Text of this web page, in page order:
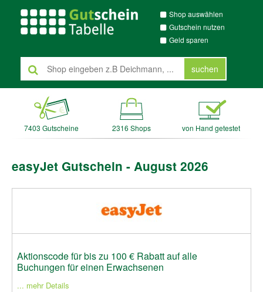
Shop auswählen
Gutschein nutzen
Geld sparen
suchen
7403 Gutscheine 2316 Shops von Hand getestet
easyJet Gutschein - August 2026
Aktionscode für bis zu 100 € Rabatt auf alle
Buchungen für einen Erwachsenen
... mehr Details